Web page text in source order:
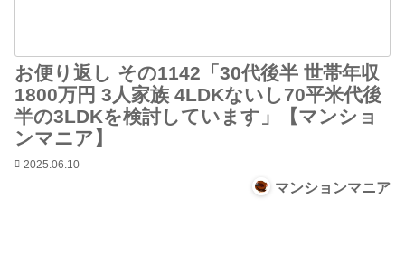
お便り返し その1142「30代後半 世帯年収
1800万円 3人家族 4LDKないし70平米代後
半の3LDKを検討しています」【マンショ
ンマニア】
2025.06.10
マンションマニア